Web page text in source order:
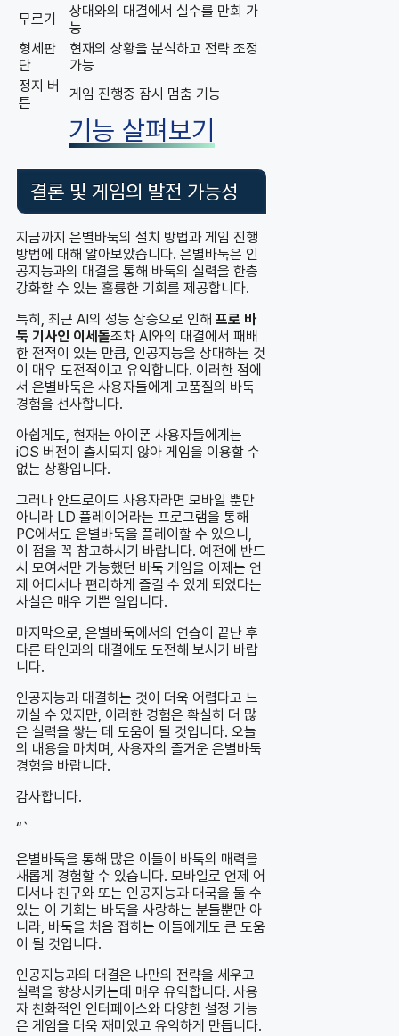
무르기
상대와의 대결에서 실수를 만회 가
능
형세판
단
현재의 상황을 분석하고 전략 조정
가능
정지 버
튼
게임 진행중 잠시 멈춤 기능
기능 살펴보기
결론 및 게임의 발전 가능성
지금까지 은별바둑의 설치 방법과 게임 진행
방법에 대해 알아보았습니다. 은별바둑은 인
공지능과의 대결을 통해 바둑의 실력을 한층
강화할 수 있는 훌륭한 기회를 제공합니다.
특히, 최근 AI의 성능 상승으로 인해 프로 바
둑 기사인 이세돌조차 AI와의 대결에서 패배
한 전적이 있는 만큼, 인공지능을 상대하는 것
이 매우 도전적이고 유익합니다. 이러한 점에
서 은별바둑은 사용자들에게 고품질의 바둑
경험을 선사합니다.
아쉽게도, 현재는 아이폰 사용자들에게는
iOS 버전이 출시되지 않아 게임을 이용할 수
없는 상황입니다.
그러나 안드로이드 사용자라면 모바일 뿐만
아니라 LD 플레이어라는 프로그램을 통해
PC에서도 은별바둑을 플레이할 수 있으니,
이 점을 꼭 참고하시기 바랍니다. 예전에 반드
시 모여서만 가능했던 바둑 게임을 이제는 언
제 어디서나 편리하게 즐길 수 있게 되었다는
사실은 매우 기쁜 일입니다.
마지막으로, 은별바둑에서의 연습이 끝난 후
다른 타인과의 대결에도 도전해 보시기 바랍
니다.
인공지능과 대결하는 것이 더욱 어렵다고 느
끼실 수 있지만, 이러한 경험은 확실히 더 많
은 실력을 쌓는 데 도움이 될 것입니다. 오늘
의 내용을 마치며, 사용자의 즐거운 은별바둑
경험을 바랍니다.
감사합니다.
“`
은별바둑을 통해 많은 이들이 바둑의 매력을
새롭게 경험할 수 있습니다. 모바일로 언제 어
디서나 친구와 또는 인공지능과 대국을 둘 수
있는 이 기회는 바둑을 사랑하는 분들뿐만 아
니라, 바둑을 처음 접하는 이들에게도 큰 도움
이 될 것입니다.
인공지능과의 대결은 나만의 전략을 세우고
실력을 향상시키는데 매우 유익합니다. 사용
자 친화적인 인터페이스와 다양한 설정 기능
은 게임을 더욱 재미있고 유익하게 만듭니다.